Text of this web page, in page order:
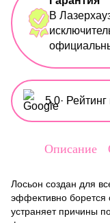
В
5,0·
Описание
Лосьон создан для
эффективно борется
устраняет причины